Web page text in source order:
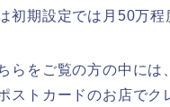
初期設定では月50万程
らをご覧の方の中に
ストカードのお店で